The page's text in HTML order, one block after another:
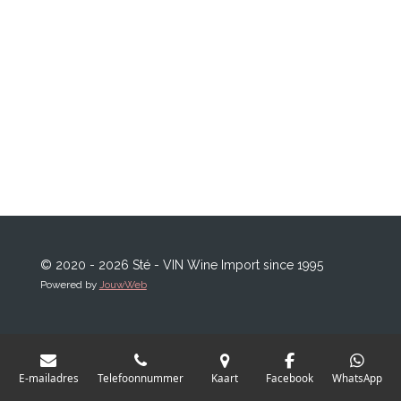
© 2020 - 2026 Sté - VIN Wine Import since 1995
Powered by JouwWeb
E-mailadres Telefoonnummer Kaart Facebook WhatsApp